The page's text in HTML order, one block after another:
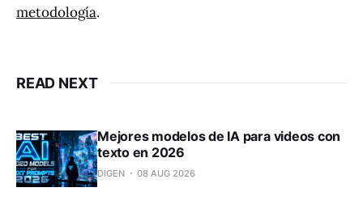
metodología.
READ NEXT
Mejores modelos de IA para videos con
texto en 2026
DIGEN 08 AUG 2026